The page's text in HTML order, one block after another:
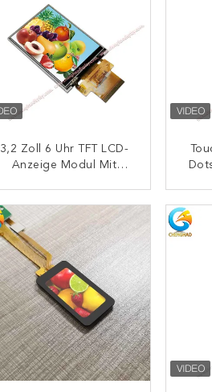
3,2 Zoll 6 Uhr TFT LCD-
Anzeige Modul Mit
KONTAKT